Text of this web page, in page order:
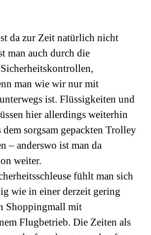
da zur Zeit natürlich nicht
man auch durch die
man wie wir nur mit
ist. Flüssigkeiten und
hier allerdings weiterhin
sorgsam gepackten Trolley
– anderswo ist man da
weiter.
fühlt man sich
wie in einer derzeit gering
Shoppingmall mit
Flugbetrieb. Die Zeiten als